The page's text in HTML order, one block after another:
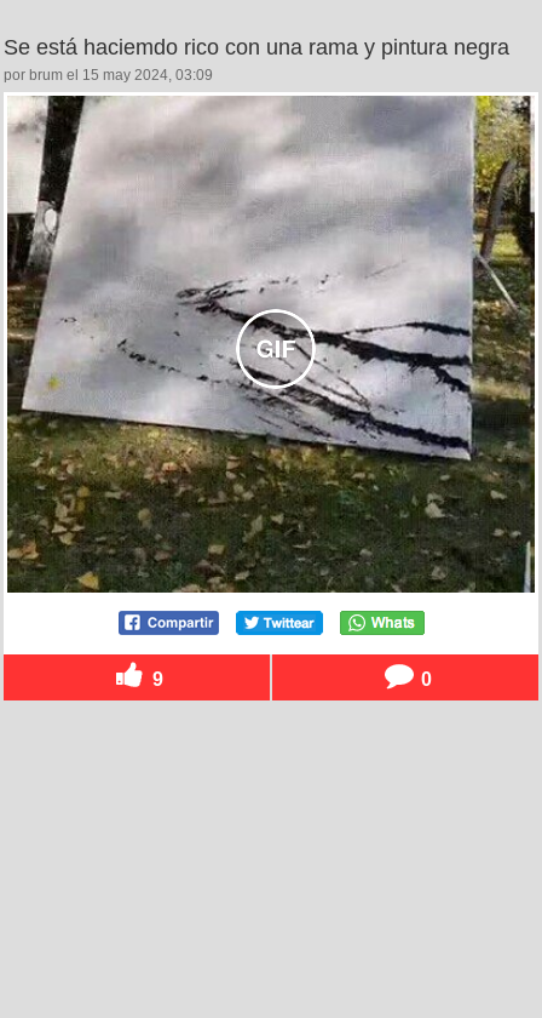
Se está haciemdo rico con una rama y pintura negra
por brum el 15 may 2024, 03:09
9 0